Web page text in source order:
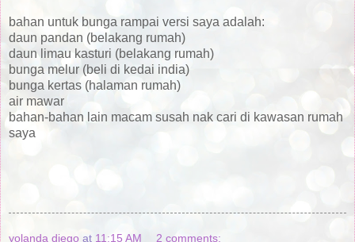
bahan untuk bunga rampai versi saya adalah:
daun pandan (belakang rumah)
daun limau kasturi (belakang rumah)
bunga melur (beli di kedai india)
bunga kertas (halaman rumah)
air mawar
bahan-bahan lain macam susah nak cari di kawasan rumah
saya
yolanda diego at 11:15 AM 2 comments: